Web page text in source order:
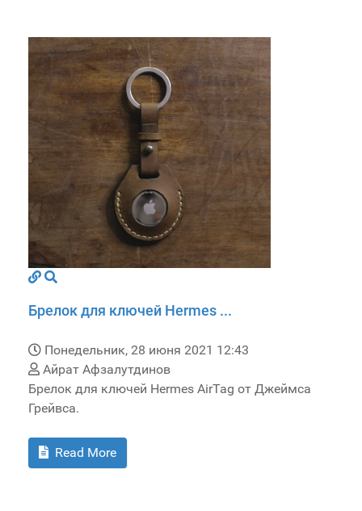
Брелок для ключей Hermes ...
Понедельник, 28 июня 2021 12:43
Айрат Афзалутдинов
Брелок для ключей Hermes AirTag от Джеймса
Грейвса.
Read More